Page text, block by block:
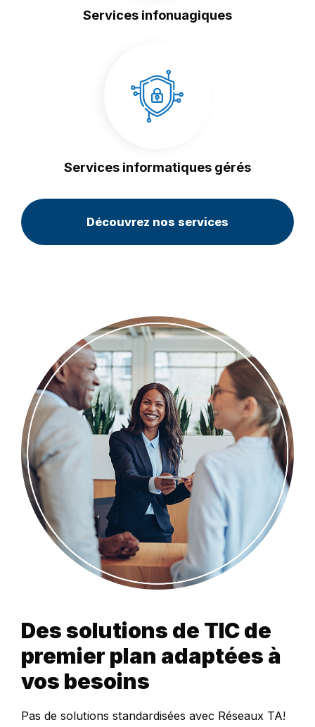
Services infonuagiques
Services informatiques gérés
Découvrez nos services
Des solutions de TIC de
premier plan adaptées à
vos besoins
Pas de solutions standardisées avec Réseaux TA!